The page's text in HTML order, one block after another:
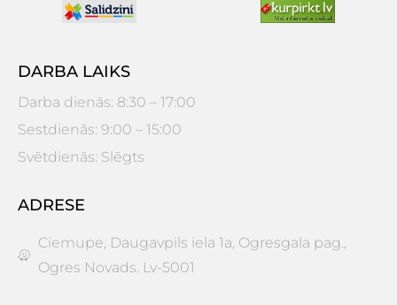
DARBA LAIKS
Darba dienās: 8:30 – 17:00
Sestdienās: 9:00 – 15:00
Svētdienās: Slēgts
ADRESE
Ciemupe, Daugavpils iela 1a, Ogresgala pag.,
Ogres Novads. Lv-5001